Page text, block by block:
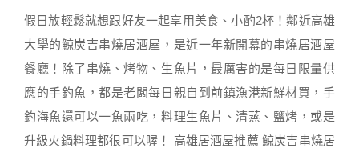
假日放輕鬆就想跟好友一起享用美食、小酌2杯！鄰近高雄
大學的鯨炭吉串燒居酒屋，是近一年新開幕的串燒居酒屋
餐廳！除了串燒、烤物、生魚片，最厲害的是每日限量供
應的手釣魚，都是老闆每日親自到前鎮漁港新鮮材買，手
釣海魚還可以一魚兩吃，料理生魚片、清蒸、鹽烤，或是
升級火鍋料理都很可以喔！ 高雄居酒屋推薦 鯨炭吉串燒居